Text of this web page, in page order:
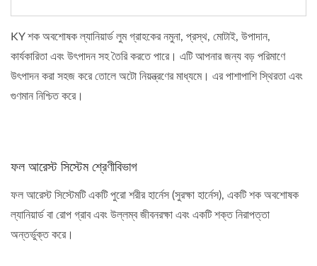
KY শক অবশোষক ল্যানিয়ার্ড লুম গ্রাহকের নমুনা, প্রস্থ, মোটাই, উপাদান,
কার্যকারিতা এবং উৎপাদন সহ তৈরি করতে পারে। এটি আপনার জন্য বড় পরিমাণে
উৎপাদন করা সহজ করে তোলে অটো নিয়ন্ত্রণের মাধ্যমে। এর পাশাপাশি স্থিরতা এবং
গুণমান নিশ্চিত করে।
ফল আরেস্ট সিস্টেম শ্রেণীবিভাগ
ফল আরেস্ট সিস্টেমটি একটি পুরো শরীর হার্নেস (সুরক্ষা হার্নেস), একটি শক অবশোষক
ল্যানিয়ার্ড বা রোপ গ্রাব এবং উল্লম্ব জীবনরক্ষা এবং একটি শক্ত নিরাপত্তা
অন্তর্ভুক্ত করে।